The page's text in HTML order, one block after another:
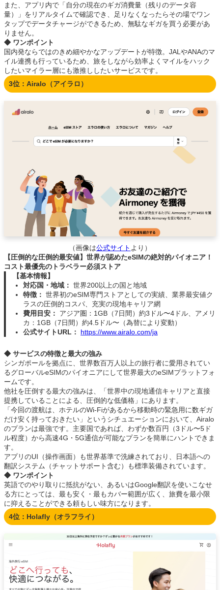
また、アプリ内で「自分の現在のギガ消費量（残りのデータ容
量）」をリアルタイムで確認でき、足りなくなったらその場でワン
タップでデータチャージができるため、無駄なギガを買う必要があ
りません。
◆ ワンポイント
国内発ならではのきめ細やかなアップデートが特徴。JALやANAのマ
イル連携も行っているため、旅をしながら効率よくマイルをハック
したいマイラー層にも激推ししたいサービスです。
3位：Airalo（アイラロ）
（画像は公式サイト より）
【圧倒的な圧倒的最安値】世界が認めたeSIMの絶対的パイオニア！
コスト最優先のトラベラー必須ストア
【基本情報】
対応国・地域： 世界200以上の国と地域
特徴： 世界初のeSIM専門ストアとしての実績、業界最安値ク
ラスの圧倒的コスパ、充実の現地キャリア網
費用目安：
アジア圏：1GB（7日間）約3ドル〜4ドル、アメリ
カ：1GB（7日間）約4.5ドル〜（為替により変動）
公式サイトURL：
https://www.airalo.com/ja
◆ サービスの特徴と最大の強み
シンガポールを拠点に、世界数百万人以上の旅行者に愛用されてい
るグローバルeSIMのパイオニアにして世界最大のeSIMプラットフォ
ームです。
他社を圧倒する最大の強みは、「世界中の現地通信キャリアと直接
提携していることによる、圧倒的な低価格」にあります。
「今回の渡航は、ホテルのWi-Fiがあるから移動時の緊急用に数ギガ
だけ安く持っておきたい」というシチュエーションにおいて、Airalo
のプランは最強です。主要国であれば、わずか数百円（3ドル〜5ド
ル程度）から高速4G・5G通信が可能なプランを簡単にハントできま
す。
アプリのUI（操作画面）も世界基準で洗練されており、日本語への
翻訳システム（チャットサポート含む）も標準装備されています。
◆ ワンポイント
英語でのやり取りに抵抗がない、あるいはGoogle翻訳を使いこなせ
る方にとっては、最も安く・最もカバー範囲が広く、旅費を最小限
に抑えることができる頼もしい味方になります。
4位：Holafly（オラフライ）